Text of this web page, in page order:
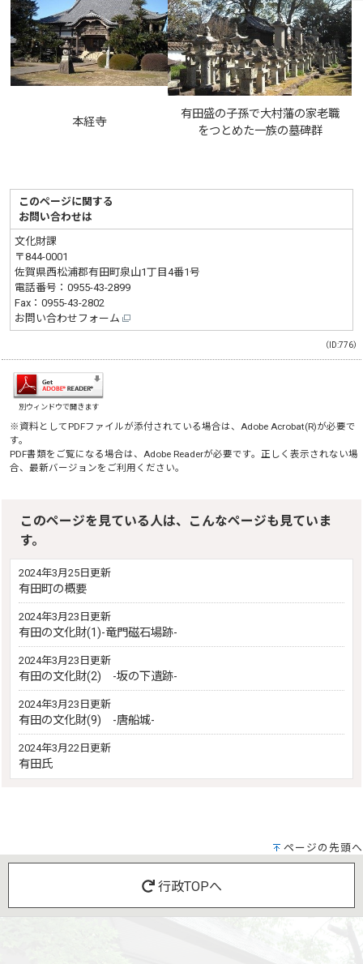
本経寺
有田盛の子孫で大村藩の家老職
をつとめた一族の墓碑群
このページに関する
お問い合わせは
文化財課
〒844-0001
佐賀県西松浦郡有田町泉山1丁目4番1号
電話番号：0955-43-2899
Fax：0955-43-2802
お問い合わせフォーム
（ID:776）
別ウィンドウで開きます
※資料としてPDFファイルが添付されている場合は、Adobe Acrobat(R)が必要で
す。
PDF書類をご覧になる場合は、Adobe Readerが必要です。正しく表示されない場
合、最新バージョンをご利用ください。
このページを見ている人は、こんなページも見ていま
す。
2024年3月25日更新
有田町の概要
2024年3月23日更新
有田の文化財(1)-竜門磁石場跡-
2024年3月23日更新
有田の文化財(2) -坂の下遺跡-
2024年3月23日更新
有田の文化財(9) -唐船城-
2024年3月22日更新
有田氏
ページの先頭へ
行政TOPへ